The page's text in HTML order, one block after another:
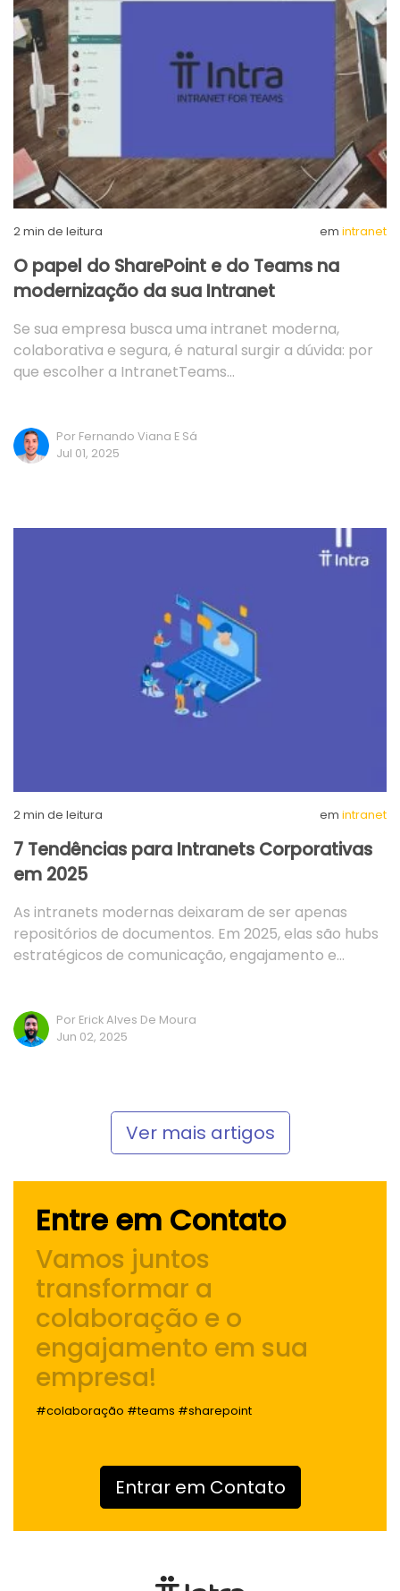
2min de leitura em intranet
O papel do SharePoint e do Teams na
modernização da sua Intranet
Se sua empresa busca uma intranet moderna,
colaborativa e segura, é natural surgir a dúvida: por
que escolher a IntranetTeams…
Por Fernando Viana E Sá
Jul 01, 2025
2min de leitura em intranet
7 Tendências para Intranets Corporativas
em 2025
As intranets modernas deixaram de ser apenas
repositórios de documentos. Em 2025, elas são hubs
estratégicos de comunicação, engajamento e…
Por Erick Alves De Moura
Jun 02, 2025
Ver mais artigos
Entre em Contato
Vamos juntos
transformar a
colaboração e o
engajamento em sua
empresa!
#colaboração #teams #sharepoint
Entrar em Contato